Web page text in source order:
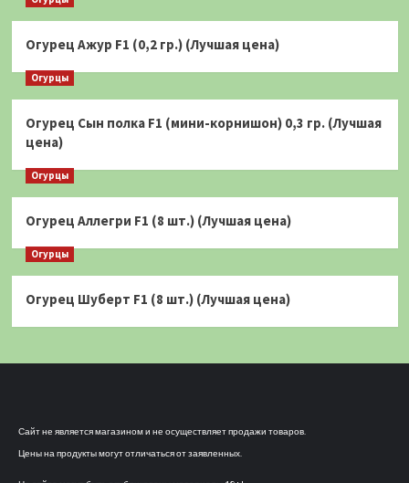
Огурец Ажур F1 (0,2 гр.) (Лучшая цена)
Огурцы
Огурец Сын полка F1 (мини-корнишон) 0,3 гр. (Лучшая
цена)
Огурцы
Огурец Аллегри F1 (8 шт.) (Лучшая цена)
Огурцы
Огурец Шуберт F1 (8 шт.) (Лучшая цена)
Сайт не является магазином и не осуществляет продажи товаров.
Цены на продукты могут отличаться от заявленных.